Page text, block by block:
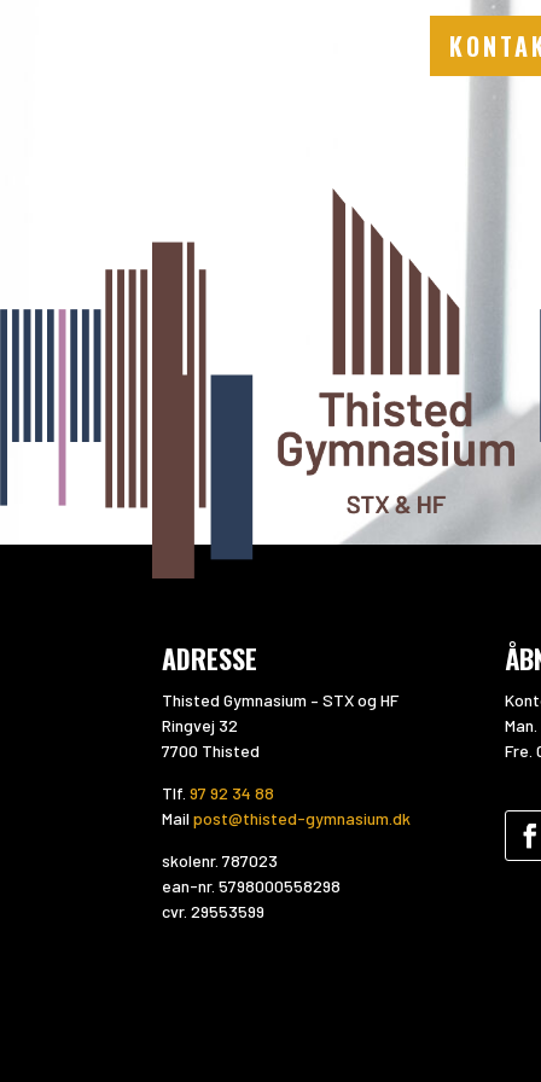
ADRESSE
Thisted Gymnasium – STX og HF
Ringvej 32
7700 Thisted
Tlf.97 92 34 88
Mailpost@thisted-gymnasium.dk
skolenr. 787023
ean-nr. 5798000558298
cvr. 29553599
Fre.